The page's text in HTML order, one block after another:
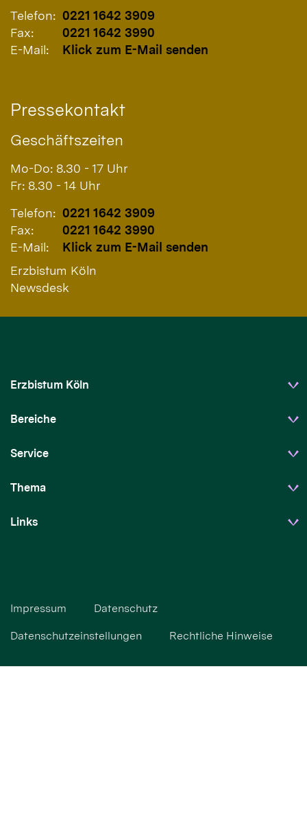
Telefon: 0221 1642 3909
Fax:
0221 1642 3990
E-Mail:
Klick zum E-Mail senden
Pressekontakt
Geschäftszeiten
Mo-Do: 8.30 - 17 Uhr
Fr: 8.30 - 14 Uhr
Telefon: 0221 1642 3909
Fax:
0221 1642 3990
E-Mail:
Klick zum E-Mail senden
Erzbistum Köln
Newsdesk
Erzbistum Köln
Bereiche
Service
Thema
Links
Impressum Datenschutz
Datenschutzeinstellungen Rechtliche Hinweise